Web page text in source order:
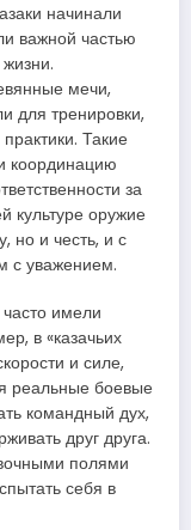
начинали
важной частью
мечи,
для тренировки,
Такие
координацию
за
культуре оружие
но и честь, и с
с уважением.
имели
в «казачьих
и силе,
реальные боевые
командный дух,
друг друга.
полями
себя в